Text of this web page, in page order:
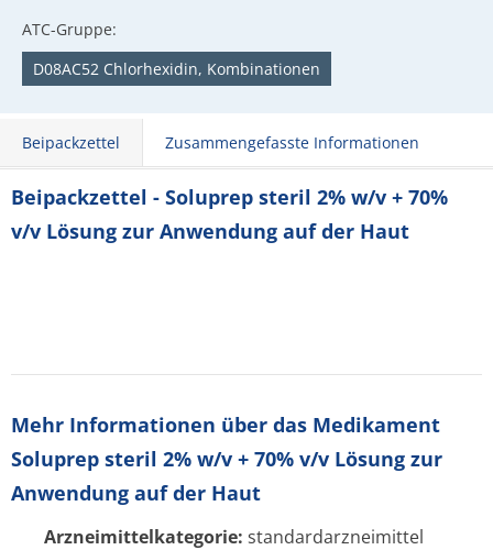
ATC-Gruppe:
D08AC52 Chlorhexidin, Kombinationen
Beipackzettel Zusammengefasste Informationen
Beipackzettel - Soluprep steril 2% w/v + 70%
v/v Lösung zur Anwendung auf der Haut
Mehr Informationen über das Medikament
Soluprep steril 2% w/v + 70% v/v Lösung zur
Anwendung auf der Haut
Arzneimittelkategorie: standardarzneimittel